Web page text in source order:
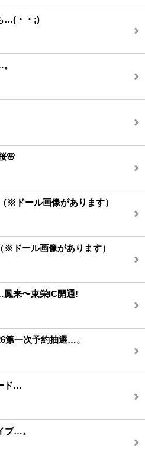
…(・・;)
🌸
※ドール画像があります）
ドール画像があります）
来〜東栄IC開通!
第一次予約抽選…。
ド…
ブ…。